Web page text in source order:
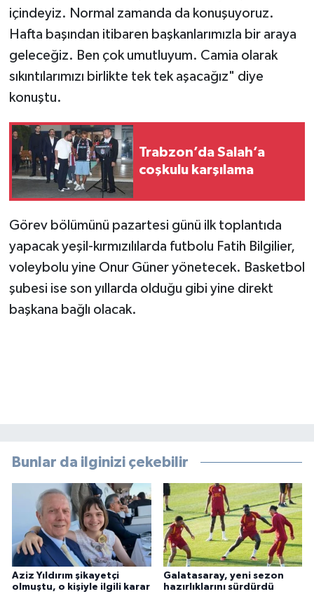
içindeyiz. Normal zamanda da konuşuyoruz.
Hafta başından itibaren başkanlarımızla bir araya
geleceğiz. Ben çok umutluyum. Camia olarak
sıkıntılarımızı birlikte tek tek aşacağız" diye
konuştu.
Trabzon’da Salah’a
coşkulu karşılama
Görev bölümünü pazartesi günü ilk toplantıda
yapacak yeşil-kırmızılılarda futbolu Fatih Bilgilier,
voleybolu yine Onur Güner yönetecek. Basketbol
şubesi ise son yıllarda olduğu gibi yine direkt
başkana bağlı olacak.
Bunlar da ilginizi çekebilir
Aziz Yıldırım şikayetçi
olmuştu, o kişiyle ilgili karar
Galatasaray, yeni sezon
hazırlıklarını sürdürdü